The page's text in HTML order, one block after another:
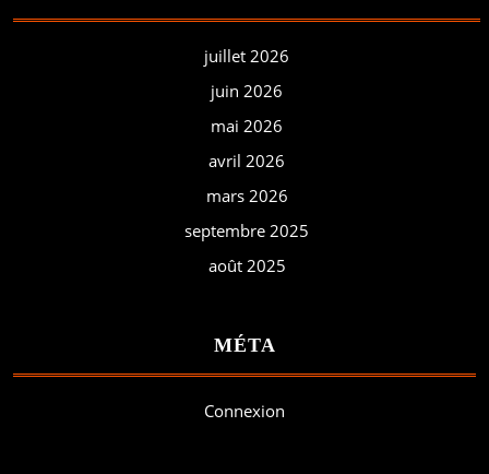
juillet 2026
juin 2026
mai 2026
avril 2026
mars 2026
septembre 2025
août 2025
MÉTA
Connexion